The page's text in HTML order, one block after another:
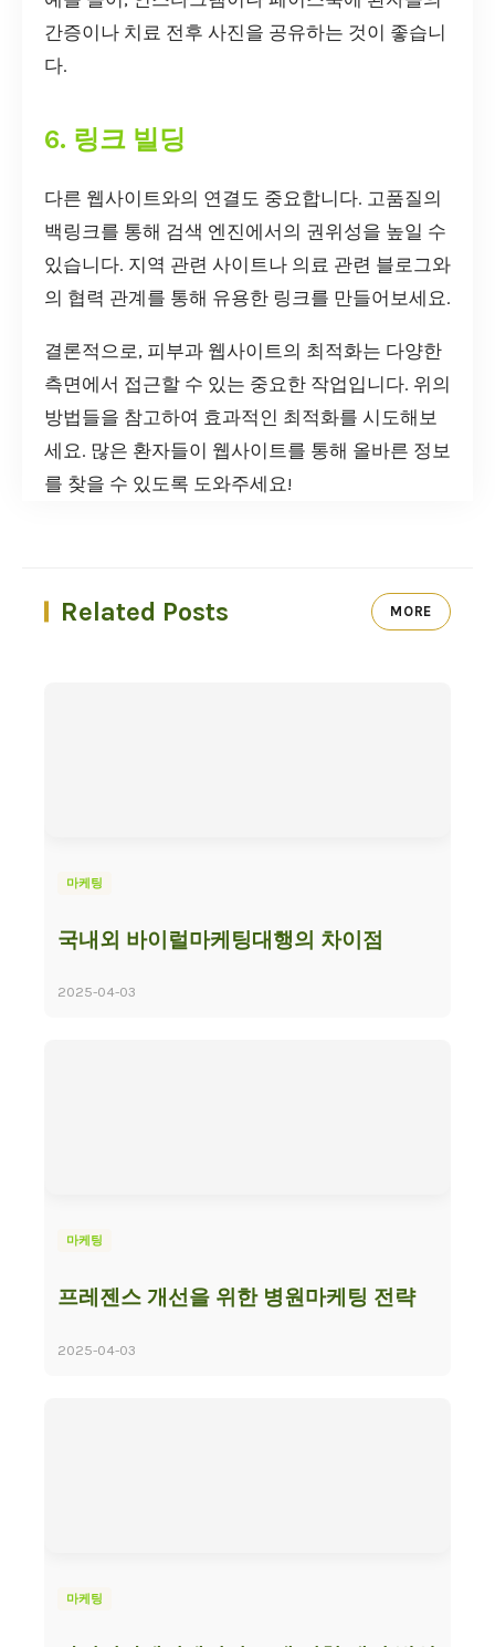
간증이나 치료 전후 사진을 공유하는 것이 좋습니
다.
6. 링크 빌딩
다른 웹사이트와의 연결도 중요합니다. 고품질의
백링크를 통해 검색 엔진에서의 권위성을 높일 수
있습니다. 지역 관련 사이트나 의료 관련 블로그와
의 협력 관계를 통해 유용한 링크를 만들어보세요.
결론적으로, 피부과 웹사이트의 최적화는 다양한
측면에서 접근할 수 있는 중요한 작업입니다. 위의
방법들을 참고하여 효과적인 최적화를 시도해보
세요. 많은 환자들이 웹사이트를 통해 올바른 정보
를 찾을 수 있도록 도와주세요!
Related Posts MORE
마케팅
국내외 바이럴마케팅대행의 차이점
2025-04-03
마케팅
프레젠스 개선을 위한 병원마케팅 전략
2025-04-03
마케팅